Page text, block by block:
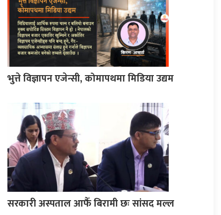
भुत्ते विज्ञापन एजेन्सी, कोमापथमा मिडिया उद्यम
सरकारी अस्पताल आफैँ बिरामी छः सांसद मल्ल